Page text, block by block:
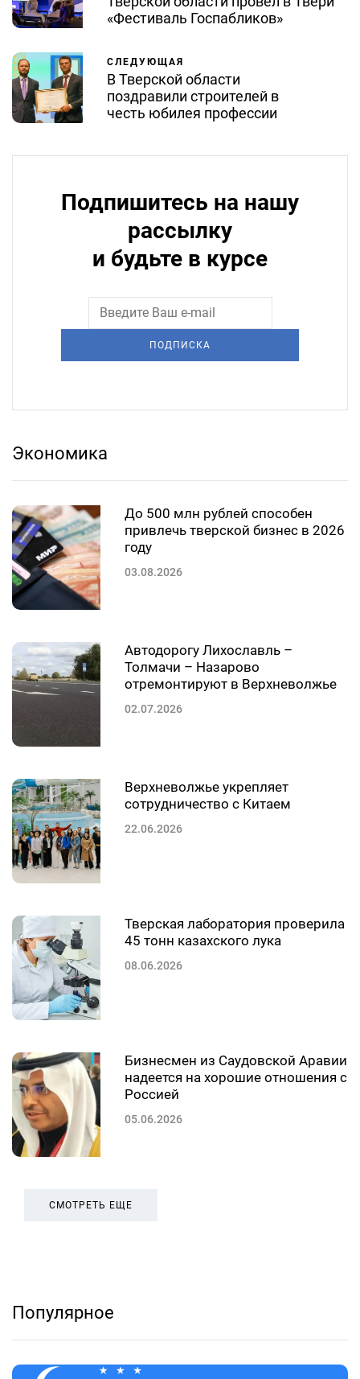
«Фестиваль Госпабликов»
СЛЕДУЮЩАЯ
В Тверской области
поздравили строителей в
честь юбилея профессии
Подпишитесь на нашу
рассылку
и будьте в курсе
ПОДПИСКА
Экономика
До 500 млн рублей способен
привлечь тверской бизнес в 2026
году
03.08.2026
Автодорогу Лихославль –
Толмачи – Назарово
отремонтируют в Верхневолжье
02.07.2026
Верхневолжье укрепляет
сотрудничество с Китаем
22.06.2026
Тверская лаборатория проверила
45 тонн казахского лука
08.06.2026
Бизнесмен из Саудовской Аравии
надеется на хорошие отношения с
Россией
05.06.2026
СМОТРЕТЬ ЕЩЕ
Популярное